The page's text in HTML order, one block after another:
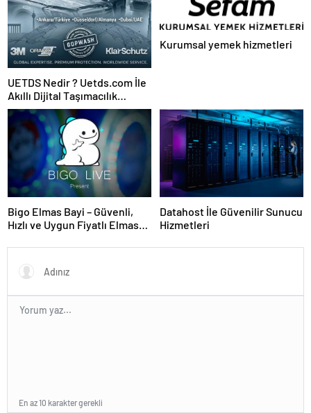
UETDS Nedir ? Uetds.com İle
Akıllı Dijital Taşımacılık
Yazılımı
Kurumsal yemek hizmetleri
Bigo Elmas Bayi – Güvenli,
Hızlı ve Uygun Fiyatlı Elmas
Datahost İle Güvenilir Sunucu
Hizmetleri
En az 10 karakter gerekli